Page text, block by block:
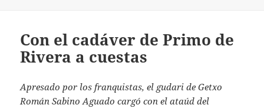
Con el cadáver de Primo de
Rivera a cuestas
Apresado por los franquistas, el gudari de Getxo
Román Sabino Aguado cargó con el ataúd del